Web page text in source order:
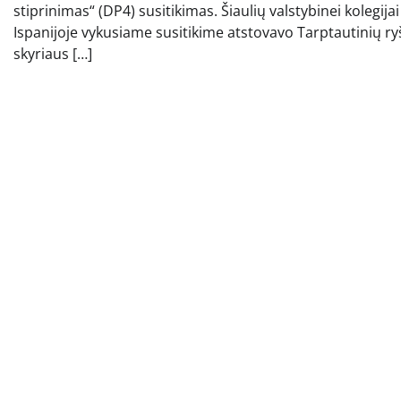
stiprinimas“ (DP4) susitikimas. Šiaulių valstybinei kolegijai
Ispanijoje vykusiame susitikime atstovavo Tarptautinių
skyriaus […]